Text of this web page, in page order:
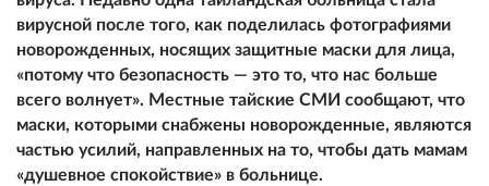
вирусной после того, как поделилась фотографиями
новорожденных, носящих защитные маски для лица,
«потому что безопасность — это то, что нас больше
всего волнует». Местные тайские СМИ сообщают, что
маски, которыми снабжены новорожденные, являются
частью усилий, направленных на то, чтобы дать мамам
«душевное спокойствие» в больнице.